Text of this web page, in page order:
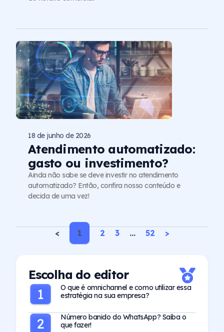
Atendimento automatizado:
gasto ou investimento?
18 de junho de 2026
Ainda não sabe se deve investir no atendimento
automatizado? Então, confira nosso conteúdo e
decida de uma vez!
< 1 2 3 … 52 >
Escolha do editor
O que é omnichannel e como utilizar essa
estratégia na sua empresa?
Número banido do WhatsApp? Saiba o
que fazer!